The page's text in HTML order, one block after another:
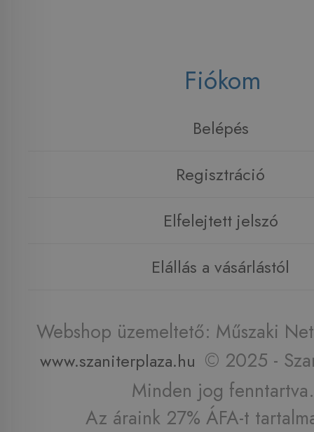
Fiókom
Belépés
Regisztráció
Elfelejtett jelszó
Elállás a vásárlástól
Webshop üzemeltető: Műszaki
www.szaniterplaza.hu © 2025 -
Minden jog fenntartva.
Az áraink 27% ÁFA-t